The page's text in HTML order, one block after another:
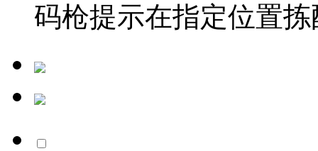
码枪提示在指定位置